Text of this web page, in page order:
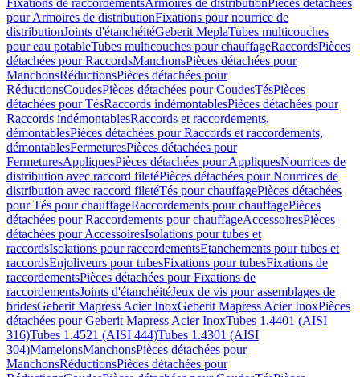
Fixations de raccordementsArmoires de distributionPièces détachées
pour Armoires de distributionFixations pour nourrice de
distributionJoints d'étanchéitéGeberit MeplaTubes multicouches
pour eau potableTubes multicouches pour chauffageRaccordsPièces
détachées pour RaccordsManchonsPièces détachées pour
ManchonsRéductionsPièces détachées pour
RéductionsCoudesPièces détachées pour CoudesTésPièces
détachées pour TésRaccords indémontablesPièces détachées pour
Raccords indémontablesRaccords et raccordements,
démontablesPièces détachées pour Raccords et raccordements,
démontablesFermeturesPièces détachées pour
FermeturesAppliquesPièces détachées pour AppliquesNourrices de
distribution avec raccord filetéPièces détachées pour Nourrices de
distribution avec raccord filetéTés pour chauffagePièces détachées
pour Tés pour chauffageRaccordements pour chauffagePièces
détachées pour Raccordements pour chauffageAccessoiresPièces
détachées pour AccessoiresIsolations pour tubes et
raccordsIsolations pour raccordementsEtanchements pour tubes et
raccordsEnjoliveurs pour tubesFixations pour tubesFixations de
raccordementsPièces détachées pour Fixations de
raccordementsJoints d'étanchéitéJeux de vis pour assemblages de
bridesGeberit Mapress Acier InoxGeberit Mapress Acier InoxPièces
détachées pour Geberit Mapress Acier InoxTubes 1.4401 (AISI
316)Tubes 1.4521 (AISI 444)Tubes 1.4301 (AISI
304)MamelonsManchonsPièces détachées pour
ManchonsRéductionsPièces détachées pour